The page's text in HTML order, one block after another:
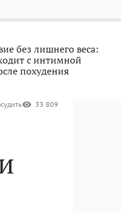
без лишнего веса:
с интимной
похудения
33 809